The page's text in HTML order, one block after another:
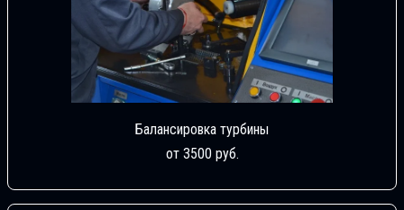
Балансировка турбины
от 3500 руб.